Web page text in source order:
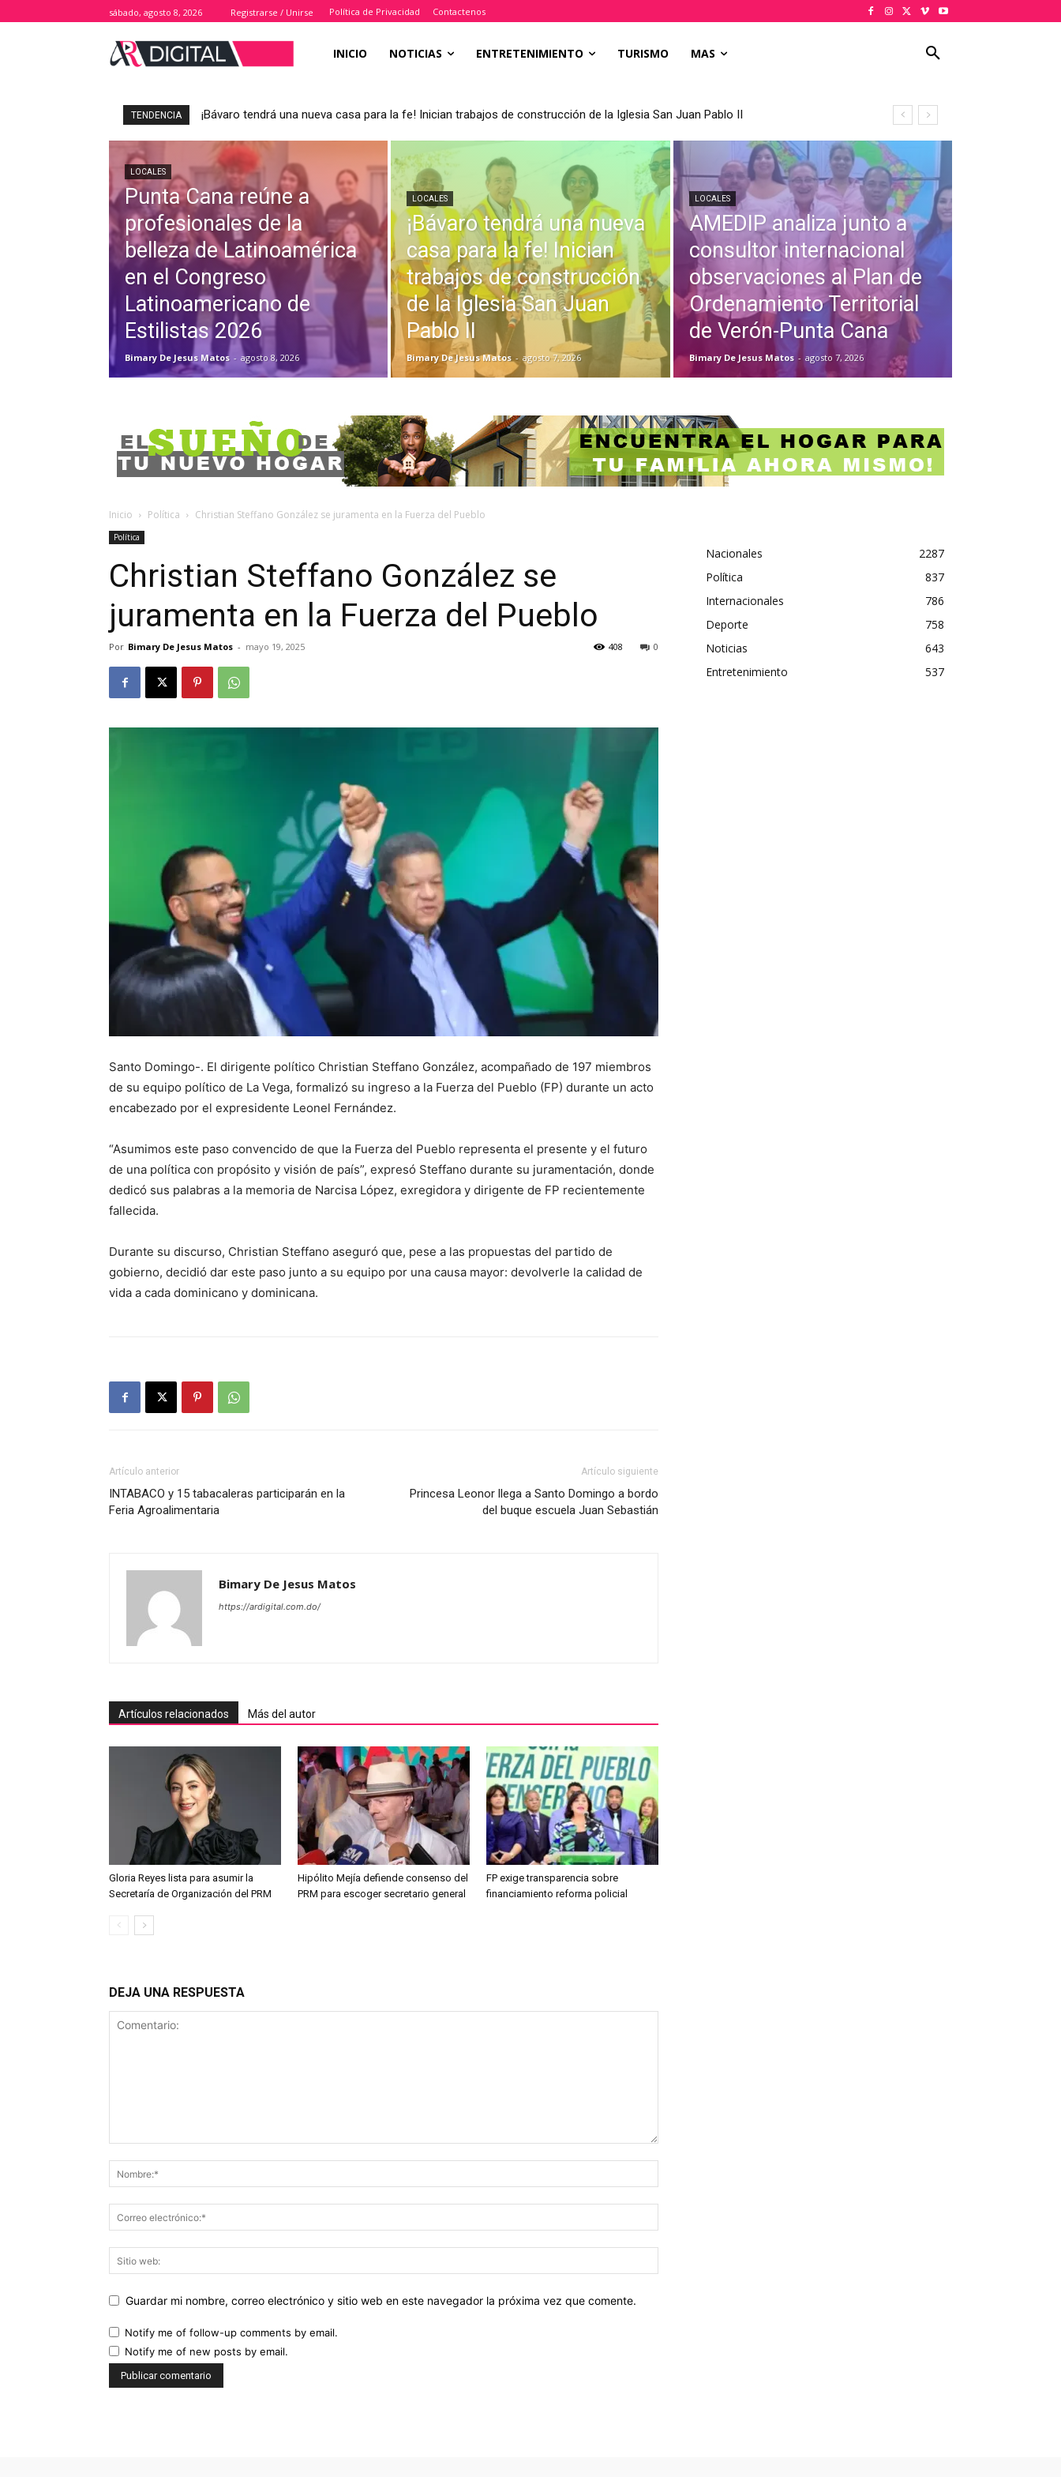
sábado, agosto 8, 2026 Registrarse / Unirse Política de Privacidad Contactenos
INICIO NOTICIAS ENTRETENIMIENTO TURISMO MAS
TENDENCIA ¡Bávaro tendrá una nueva casa para la fe! Inician trabajos de construcción de la Iglesia San Juan Pablo II
LOCALES
Punta Cana reúne a
profesionales de la
belleza de Latinoamérica
en el Congreso
Latinoamericano de
Estilistas 2026
Bimary De Jesus Matos - agosto 8, 2026
LOCALES
¡Bávaro tendrá una nueva
casa para la fe! Inician
trabajos de construcción
de la Iglesia San Juan
Pablo II
Bimary De Jesus Matos - agosto 7, 2026
LOCALES
AMEDIP analiza junto a
consultor internacional
observaciones al Plan de
Ordenamiento Territorial
de Verón-Punta Cana
Bimary De Jesus Matos - agosto 7, 2026
Inicio Política Christian Steffano González se juramenta en la Fuerza del Pueblo
Política
Christian Steffano González se
juramenta en la Fuerza del Pueblo
Por Bimary De Jesus Matos - mayo 19, 2025 0
408
Santo Domingo-. El dirigente político Christian Steffano González, acompañado de 197 miembros
de su equipo político de La Vega, formalizó su ingreso a la Fuerza del Pueblo (FP) durante un acto
encabezado por el expresidente Leonel Fernández.
“Asumimos este paso convencido de que la Fuerza del Pueblo representa el presente y el futuro
de una política con propósito y visión de país”, expresó Steffano durante su juramentación, donde
dedicó sus palabras a la memoria de Narcisa López, exregidora y dirigente de FP recientemente
fallecida.
Durante su discurso, Christian Steffano aseguró que, pese a las propuestas del partido de
gobierno, decidió dar este paso junto a su equipo por una causa mayor: devolverle la calidad de
vida a cada dominicano y dominicana.
Artículo anterior
INTABACO y 15 tabacaleras participarán en la
Feria Agroalimentaria
Artículo siguiente
Princesa Leonor llega a Santo Domingo a bordo
del buque escuela Juan Sebastián
Bimary De Jesus Matos
https://ardigital.com.do/
Artículos relacionados Más del autor
Gloria Reyes lista para asumir la
Secretaría de Organización del PRM
Hipólito Mejía defiende consenso del
PRM para escoger secretario general
FP exige transparencia sobre
financiamiento reforma policial
DEJA UNA RESPUESTA
Guardar mi nombre, correo electrónico y sitio web en este navegador la próxima vez que comente.
Notify me of follow-up comments by email.
Notify me of new posts by email.
Nacionales
2287
Política
837
Internacionales
786
Deporte
758
Noticias
643
Entretenimiento
537